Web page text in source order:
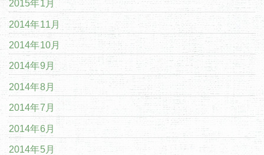
2015年1月
2014年11月
2014年10月
2014年9月
2014年8月
2014年7月
2014年6月
2014年5月